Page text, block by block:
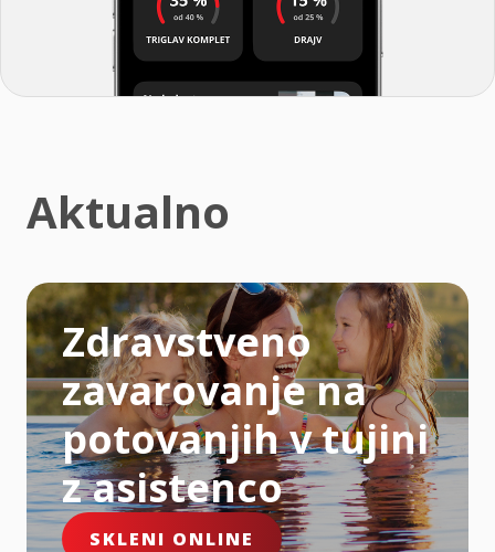
Aktualno
Zdravstveno
zavarovanje na
potovanjih v tujini
z asistenco
SKLENI ONLINE